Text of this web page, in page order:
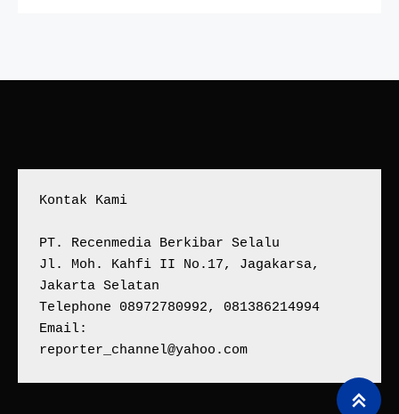
Kontak Kami
PT. Recenmedia Berkibar Selalu
Jl. Moh. Kahfi II No.17, Jagakarsa,
Jakarta Selatan
Telephone 08972780992, 081386214994
Email:
reporter_channel@yahoo.com